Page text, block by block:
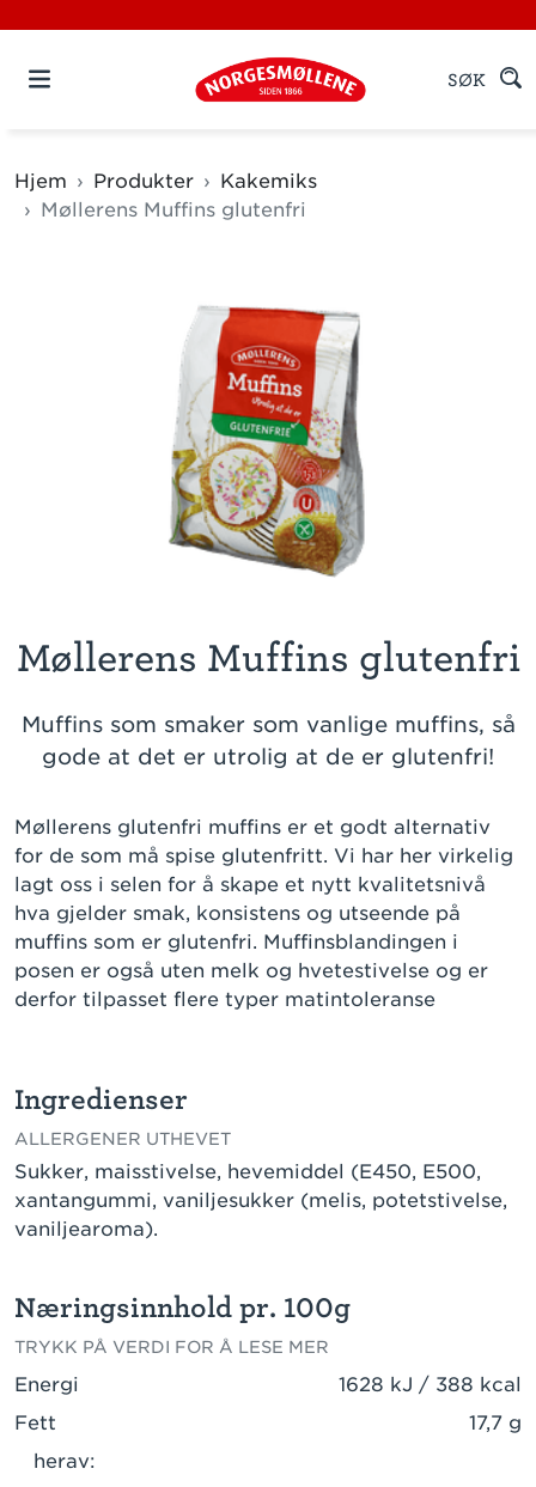
SØK
Hjem Produkter
Kakemiks
Møllerens Muffins glutenfri
Møllerens Muffins glutenfri
Muffins som smaker som vanlige muffins, så
gode at det er utrolig at de er glutenfri!
Møllerens glutenfri muffins er et godt alternativ
for de som må spise glutenfritt. Vi har her virkelig
lagt oss i selen for å skape et nytt kvalitetsnivå
hva gjelder smak, konsistens og utseende på
muffins som er glutenfri. Muffinsblandingen i
posen er også uten melk og hvetestivelse og er
derfor tilpasset flere typer matintoleranse
Ingredienser
ALLERGENER UTHEVET
Sukker, maisstivelse, hevemiddel (E450, E500,
xantangummi, vaniljesukker (melis, potetstivelse,
vaniljearoma).
Næringsinnhold pr. 100g
TRYKK PÅ VERDI FOR Å LESE MER
Energi
1628 kJ / 388 kcal
Fett
17,7 g
herav: